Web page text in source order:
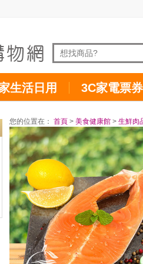
生活日用 3C家電票券
您的位置在： 首頁 > 美食健康館 > 生鮮肉